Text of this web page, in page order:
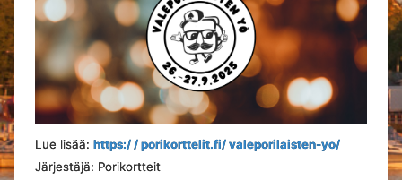
Lue lisää: https:/ / porikorttelit.fi/ valeporilaisten-yo/
Järjestäjä: Porikortteit